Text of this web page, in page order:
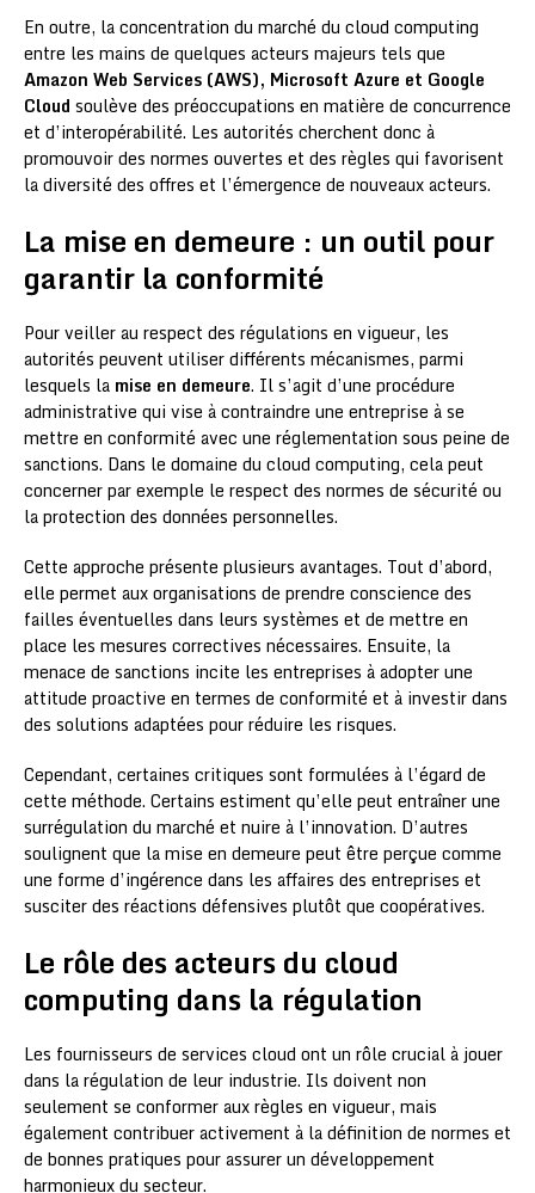
En outre, la concentration du marché du cloud computing
entre les mains de quelques acteurs majeurs tels que
Amazon Web Services (AWS), Microsoft Azure et Google
Cloud soulève des préoccupations en matière de concurrence
et d’interopérabilité. Les autorités cherchent donc à
promouvoir des normes ouvertes et des règles qui favorisent
la diversité des offres et l’émergence de nouveaux acteurs.
La mise en demeure : un outil pour
garantir la conformité
Pour veiller au respect des régulations en vigueur, les
autorités peuvent utiliser différents mécanismes, parmi
lesquels la mise en demeure. Il s’agit d’une procédure
administrative qui vise à contraindre une entreprise à se
mettre en conformité avec une réglementation sous peine de
sanctions. Dans le domaine du cloud computing, cela peut
concerner par exemple le respect des normes de sécurité ou
la protection des données personnelles.
Cette approche présente plusieurs avantages. Tout d’abord,
elle permet aux organisations de prendre conscience des
failles éventuelles dans leurs systèmes et de mettre en
place les mesures correctives nécessaires. Ensuite, la
menace de sanctions incite les entreprises à adopter une
attitude proactive en termes de conformité et à investir dans
des solutions adaptées pour réduire les risques.
Cependant, certaines critiques sont formulées à l’égard de
cette méthode. Certains estiment qu’elle peut entraîner une
surrégulation du marché et nuire à l’innovation. D’autres
soulignent que la mise en demeure peut être perçue comme
une forme d’ingérence dans les affaires des entreprises et
susciter des réactions défensives plutôt que coopératives.
Le rôle des acteurs du cloud
computing dans la régulation
Les fournisseurs de services cloud ont un rôle crucial à jouer
dans la régulation de leur industrie. Ils doivent non
seulement se conformer aux règles en vigueur, mais
également contribuer activement à la définition de normes et
de bonnes pratiques pour assurer un développement
harmonieux du secteur.